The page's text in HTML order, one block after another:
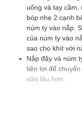
uống và tay cầm,
bóp nhẹ 2 cạnh
núm ty vào nắp.
của núm ty vào
sao cho khít với
Nắp đậy và núm
tiện lợi để
sữa lâu hơn.
Trước mỗi lần
mẹ hãy rửa kỹ